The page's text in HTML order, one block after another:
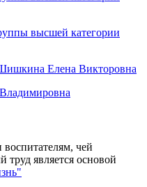
высшей категории
Елена Викторовна
чей
является основой